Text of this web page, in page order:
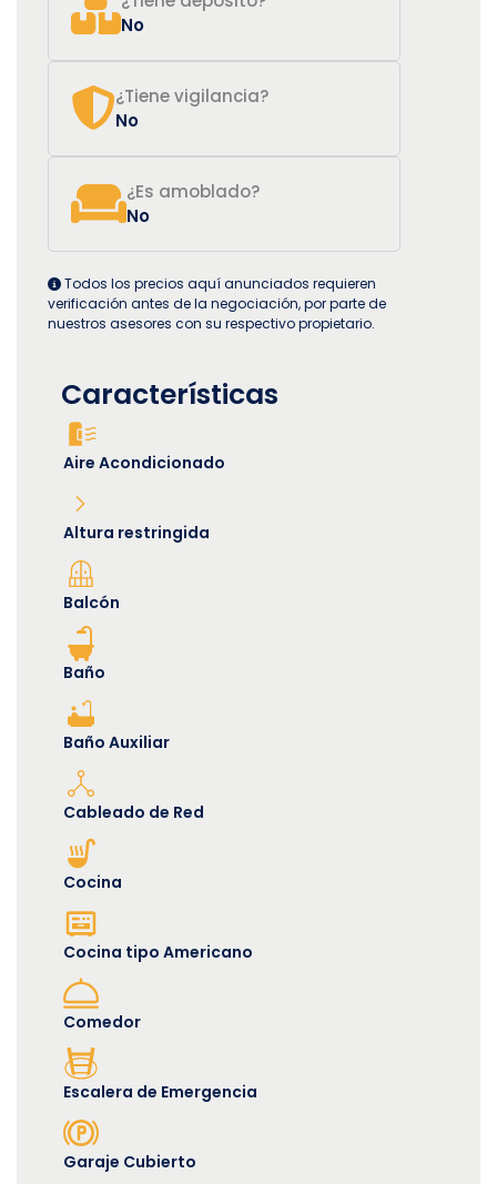
No
¿Tiene vigilancia?
No
¿Es amoblado?
No
Todos los precios aquí anunciados requieren
verificación antes de la negociación, por parte de
nuestros asesores con su respectivo propietario.
Características
Aire Acondicionado
Altura restringida
Balcón
Baño
Baño Auxiliar
Cableado de Red
Cocina
Cocina tipo Americano
Comedor
Escalera de Emergencia
Garaje Cubierto